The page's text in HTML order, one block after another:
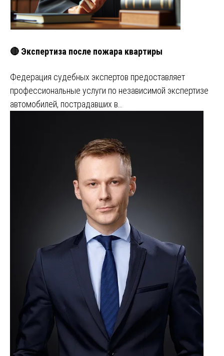
🔴 Экспертиза после пожара квартиры
Федерация судебных экспертов предоставляет
профессиональные услуги по независимой экспертизе
автомобилей, пострадавших в…